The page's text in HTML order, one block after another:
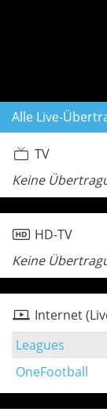
Alle Live-
TV
Keine
HD-TV
Keine
Internet
Leagues
OneFootball